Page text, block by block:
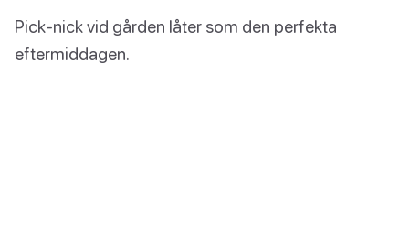
Pick-nick vid gården låter som den perfekta
eftermiddagen.